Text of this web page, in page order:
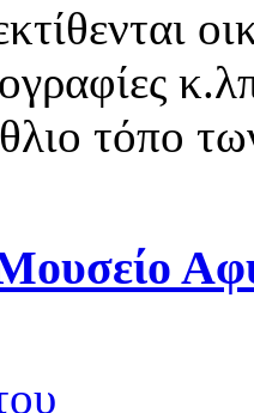
τόπο